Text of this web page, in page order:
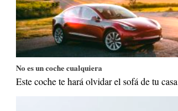
No es un coche cualquiera
Este coche te hará olvidar el sofá de tu casa